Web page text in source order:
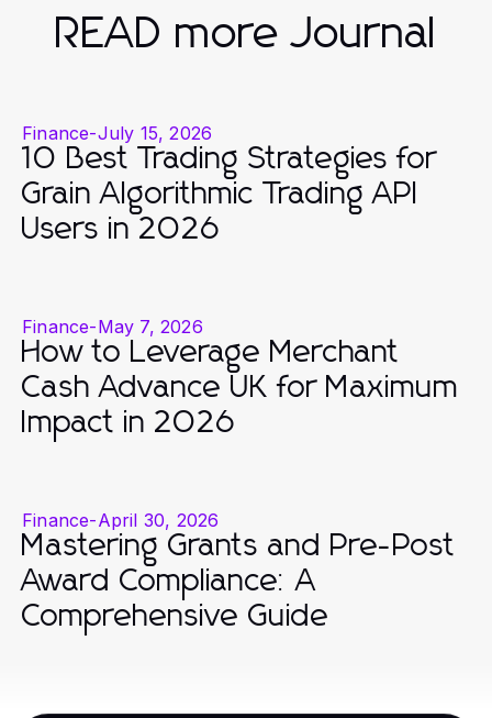
READ more Journal
Finance-July 15, 2026
10 Best Trading Strategies for
Grain Algorithmic Trading API
Users in 2026
Finance-May 7, 2026
How to Leverage Merchant
Cash Advance UK for Maximum
Impact in 2026
Finance-April 30, 2026
Mastering Grants and Pre-Post
Award Compliance: A
Comprehensive Guide